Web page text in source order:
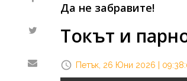
Да не забравите!
Токът и
Петък, 26 Юни 2026 |